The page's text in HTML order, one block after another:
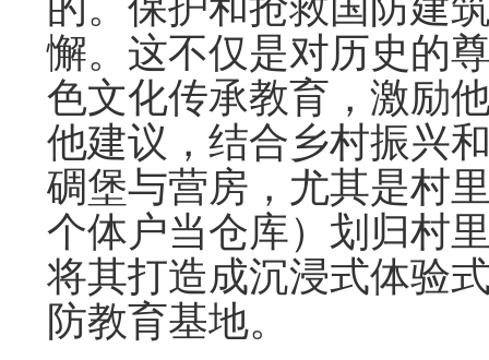
懈。这不仅是对历史的
色文化传承教育，激励
他建议，结合乡村振兴
碉堡与营房，尤其是村
个体户当仓库）划归村
将其打造成沉浸式体验
防教育基地。